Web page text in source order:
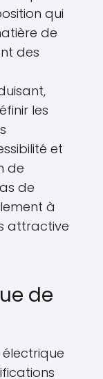
qui
de
des
les
et
de
de
à
attractive
de
électrique